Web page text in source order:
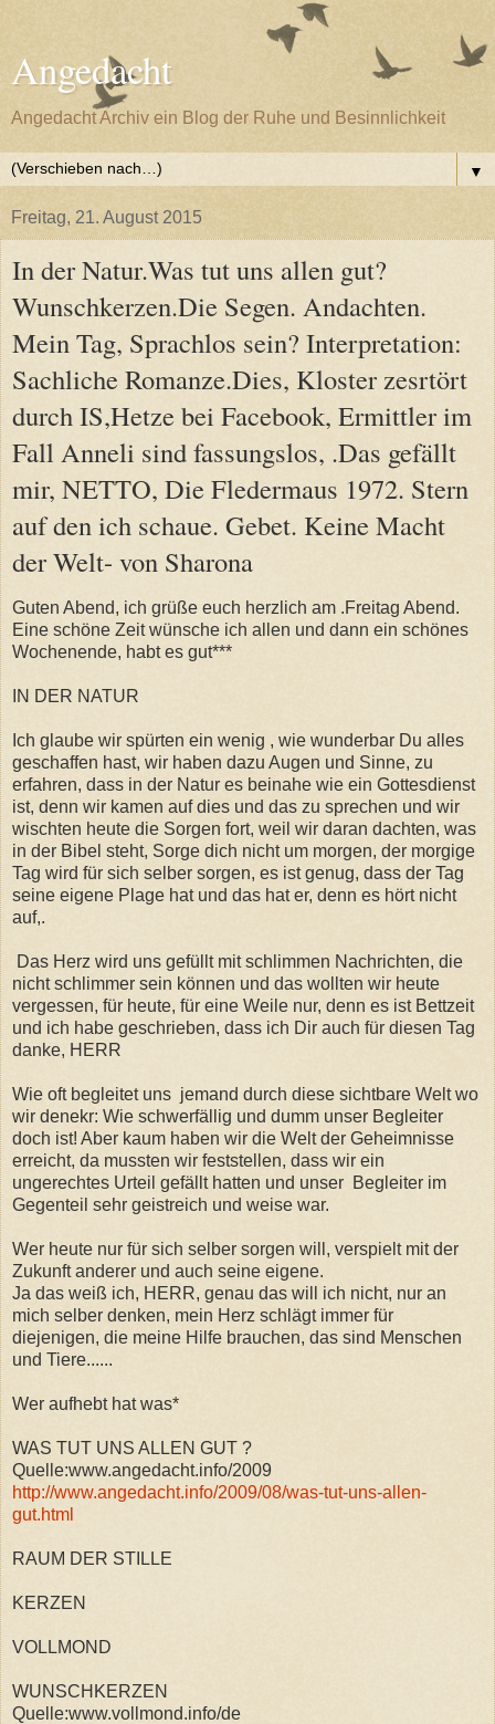
Angedacht
Angedacht Archiv ein Blog der Ruhe und Besinnlichkeit
▼
Freitag, 21. August 2015
In der Natur.Was tut uns allen gut?
Wunschkerzen.Die Segen. Andachten.
Mein Tag, Sprachlos sein? Interpretation:
Sachliche Romanze.Dies, Kloster zesrtört
durch IS,Hetze bei Facebook, Ermittler im
Fall Anneli sind fassungslos, .Das gefällt
mir, NETTO, Die Fledermaus 1972. Stern
auf den ich schaue. Gebet. Keine Macht
der Welt- von Sharona
Guten Abend, ich grüße euch herzlich am .Freitag Abend.
Eine schöne Zeit wünsche ich allen und dann ein schönes
Wochenende, habt es gut***
IN DER NATUR
Ich glaube wir spürten ein wenig , wie wunderbar Du alles
geschaffen hast, wir haben dazu Augen und Sinne, zu
erfahren, dass in der Natur es beinahe wie ein Gottesdienst
ist, denn wir kamen auf dies und das zu sprechen und wir
wischten heute die Sorgen fort, weil wir daran dachten, was
in der Bibel steht, Sorge dich nicht um morgen, der morgige
Tag wird für sich selber sorgen, es ist genug, dass der Tag
seine eigene Plage hat und das hat er, denn es hört nicht
auf,.
Das Herz wird uns gefüllt mit schlimmen Nachrichten, die
nicht schlimmer sein können und das wollten wir heute
vergessen, für heute, für eine Weile nur, denn es ist Bettzeit
und ich habe geschrieben, dass ich Dir auch für diesen Tag
danke, HERR
Wie oft begleitet uns jemand durch diese sichtbare Welt wo
wir denekr: Wie schwerfällig und dumm unser Begleiter
doch ist! Aber kaum haben wir die Welt der Geheimnisse
erreicht, da mussten wir feststellen, dass wir ein
ungerechtes Urteil gefällt hatten und unser Begleiter im
Gegenteil sehr geistreich und weise war.
Wer heute nur für sich selber sorgen will, verspielt mit der
Zukunft anderer und auch seine eigene.
Ja das weiß ich, HERR, genau das will ich nicht, nur an
mich selber denken, mein Herz schlägt immer für
diejenigen, die meine Hilfe brauchen, das sind Menschen
und Tiere......
Wer aufhebt hat was*
WAS TUT UNS ALLEN GUT ?
Quelle:www.angedacht.info/2009
http://www.angedacht.info/2009/08/was-tut-uns-allen-
gut.html
RAUM DER STILLE
KERZEN
VOLLMOND
WUNSCHKERZEN
Quelle:www.vollmond.info/de